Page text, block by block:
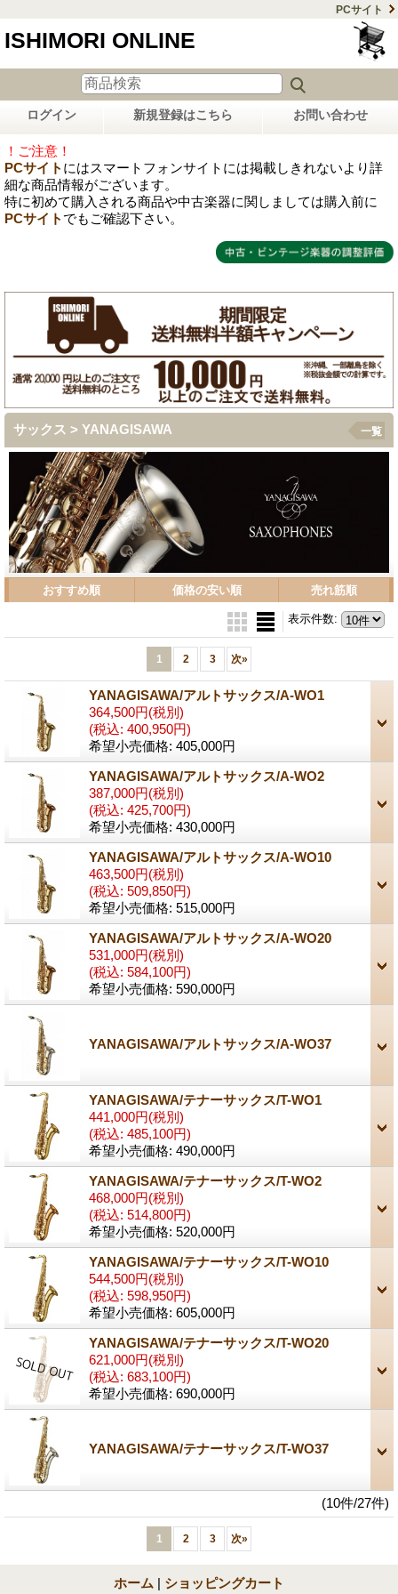
PCサイト
ISHIMORI ONLINE
ログイン 新規登録はこちら お問い合わせ
！ご注意！
PCサイト にはスマートフォンサイトには掲載しきれないより詳
細な商品情報がございます。
特に初めて購入される商品や中古楽器に関しましては購入前に
PCサイト でもご確認下さい。
サックス > YANAGISAWA 一覧
おすすめ順 価格の安い順 売れ筋順
表示件数:
1 2 3 次»
YANAGISAWA/アルトサックス/A-WO1
364,500円(税別)
(税込: 400,950円)
希望小売価格: 405,000円
YANAGISAWA/アルトサックス/A-WO2
387,000円(税別)
(税込: 425,700円)
希望小売価格: 430,000円
YANAGISAWA/アルトサックス/A-WO10
463,500円(税別)
(税込: 509,850円)
希望小売価格: 515,000円
YANAGISAWA/アルトサックス/A-WO20
531,000円(税別)
(税込: 584,100円)
希望小売価格: 590,000円
YANAGISAWA/アルトサックス/A-WO37
YANAGISAWA/テナーサックス/T-WO1
441,000円(税別)
(税込: 485,100円)
希望小売価格: 490,000円
YANAGISAWA/テナーサックス/T-WO2
468,000円(税別)
(税込: 514,800円)
希望小売価格: 520,000円
YANAGISAWA/テナーサックス/T-WO10
544,500円(税別)
(税込: 598,950円)
希望小売価格: 605,000円
YANAGISAWA/テナーサックス/T-WO20
621,000円(税別)
(税込: 683,100円)
希望小売価格: 690,000円
YANAGISAWA/テナーサックス/T-WO37
(10件/27件)
1 2 3 次»
ホーム | ショッピングカート